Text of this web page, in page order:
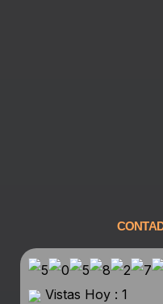
Vistas Hoy : 1